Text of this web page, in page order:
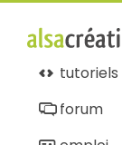
tutoriels
forum